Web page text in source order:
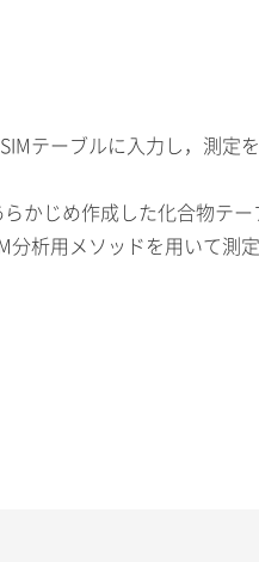
テーブルに入力し，測定
かじめ作成した化合物テー
分析用メソッドを用いて測